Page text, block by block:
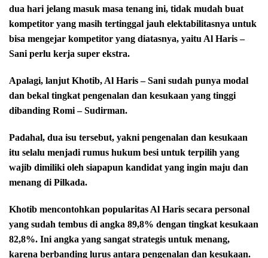
dua hari jelang masuk masa tenang ini, tidak mudah buat
kompetitor yang masih tertinggal jauh elektabilitasnya untuk
bisa mengejar kompetitor yang diatasnya, yaitu Al Haris –
Sani perlu kerja super ekstra.
Apalagi, lanjut Khotib, Al Haris – Sani sudah punya modal
dan bekal tingkat pengenalan dan kesukaan yang tinggi
dibanding Romi – Sudirman.
Padahal, dua isu tersebut, yakni pengenalan dan kesukaan
itu selalu menjadi rumus hukum besi untuk terpilih yang
wajib dimiliki oleh siapapun kandidat yang ingin maju dan
menang di Pilkada.
Khotib mencontohkan popularitas Al Haris secara personal
yang sudah tembus di angka 89,8% dengan tingkat kesukaan
82,8%. Ini angka yang sangat strategis untuk menang,
karena berbanding lurus antara pengenalan dan kesukaan.